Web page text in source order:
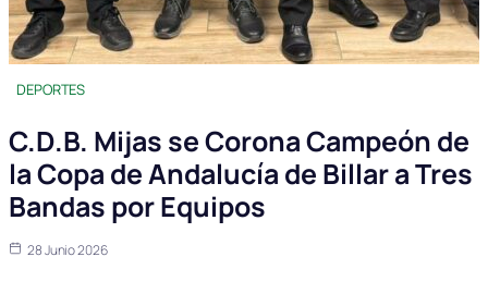
DEPORTES
C.D.B. Mijas se Corona Campeón de
la Copa de Andalucía de Billar a Tres
Bandas por Equipos
28 Junio 2026